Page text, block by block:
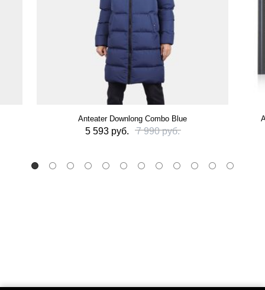
Anteater Downlong Combo Blue
5 593 руб. 7 990 руб.